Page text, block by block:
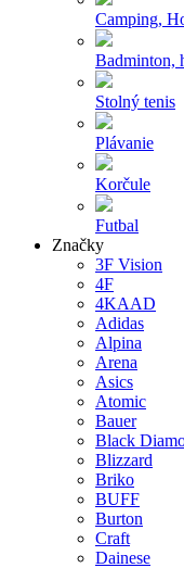
Camping,
Badminton,
Stolný tenis
Plávanie
Korčule
Futbal
Značky
3F Vision
4F
4KAAD
Adidas
Alpina
Arena
Asics
Atomic
Bauer
Black
Blizzard
Briko
BUFF
Burton
Craft
Dainese